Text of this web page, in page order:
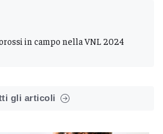
in campo nella VNL 2024
gli articoli